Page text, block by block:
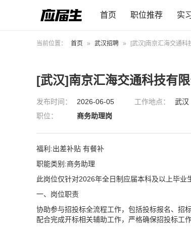
首页 职位推荐 实
当前位置： 首页 » 武汉招聘 » [武汉]南京汇海交通科
[武汉]南京汇海交通科技有
发布时间： 2026-06-05 工作地点： 武汉
职位：
商务助理岗
福利:出差补贴 有餐补
职能类别:商务助理
此岗位仅针对2026年全日制应届本科及以上毕业
一、岗位职责
协助参与招投标全流程工作，包括投标报名、招
配合完成开标相关辅助工作，严格确保招投标工